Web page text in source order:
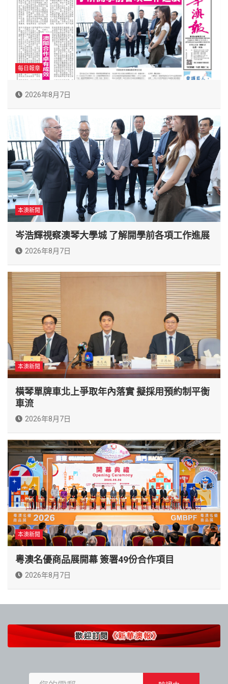
每日報章
2026年8月7日
本澳新聞
岑浩輝視察澳琴大學城 了解開學前各項工作進展
2026年8月7日
本澳新聞
橫琴單牌車北上爭取年內落實 擬採用預約制平衡
車流
2026年8月7日
本澳新聞
粵澳名優商品展開幕 簽署49份合作項目
2026年8月7日